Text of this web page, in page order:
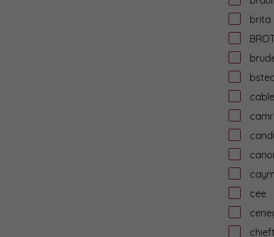
brita
cee